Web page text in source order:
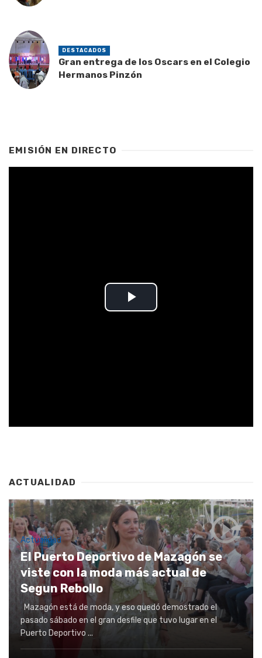
DESTACADOS
Gran entrega de los Oscars en el Colegio
Hermanos Pinzón
EMISIÓN EN DIRECTO
ACTUALIDAD
Actualidad
El Puerto Deportivo de Mazagón se
viste con la moda más actual de
Segun Rebollo
Mazagón está de moda, y eso quedó demostrado el
pasado sábado en el gran desfile que tuvo lugar en el
Puerto Deportivo ...